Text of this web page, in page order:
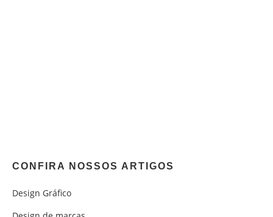
CONFIRA NOSSOS ARTIGOS
Design Gráfico